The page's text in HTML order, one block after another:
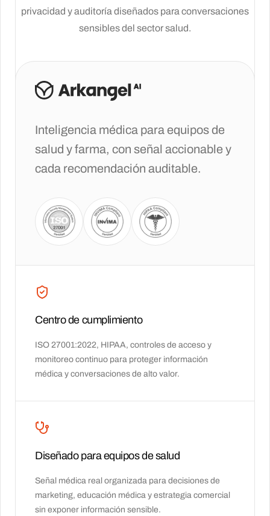
privacidad y auditoría diseñados para conversaciones
sensibles del sector salud.
Inteligencia médica para equipos de
salud y farma, con señal accionable y
cada recomendación auditable.
Centro de cumplimiento
ISO 27001:2022, HIPAA, controles de acceso y
monitoreo continuo para proteger información
médica y conversaciones de alto valor.
Diseñado para equipos de salud
Señal médica real organizada para decisiones de
marketing, educación médica y estrategia comercial
sin exponer información sensible.